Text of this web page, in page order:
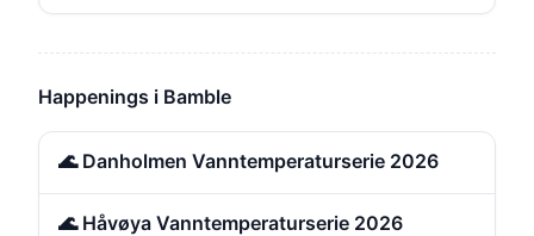
Happenings i Bamble
🌊 Danholmen Vanntemperaturserie 2026
🌊 Håvøya Vanntemperaturserie 2026